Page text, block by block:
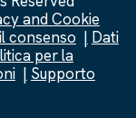
and Cookie
consenso
Dati
per la
Supporto